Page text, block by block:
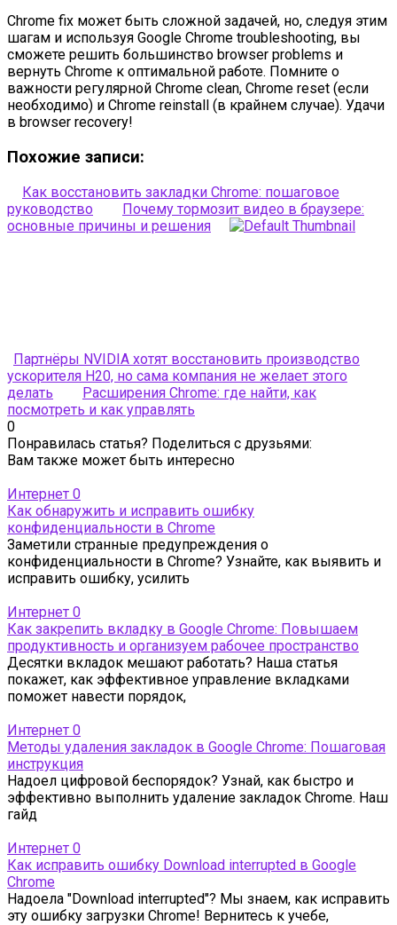
Chrome fix может быть сложной задачей, но, следуя этим
шагам и используя Google Chrome troubleshooting, вы
сможете решить большинство browser problems и
вернуть Chrome к оптимальной работе. Помните о
важности регулярной Chrome clean, Chrome reset (если
необходимо) и Chrome reinstall (в крайнем случае). Удачи
в browser recovery!
Похожие записи:
Как восстановить закладки Chrome: пошаговое
руководство
Почему тормозит видео в браузере:
основные причины и решения
Партнёры NVIDIA хотят восстановить производство
ускорителя H20, но сама компания не желает этого
делать
Расширения Chrome: где найти, как
посмотреть и как управлять
0
Понравилась статья? Поделиться с друзьями:
Вам также может быть интересно
Интернет 0
Как обнаружить и исправить ошибку
конфиденциальности в Chrome
Заметили странные предупреждения о
конфиденциальности в Chrome? Узнайте, как выявить и
исправить ошибку, усилить
Интернет 0
Как закрепить вкладку в Google Chrome: Повышаем
продуктивность и организуем рабочее пространство
Десятки вкладок мешают работать? Наша статья
покажет, как эффективное управление вкладками
поможет навести порядок,
Интернет 0
Методы удаления закладок в Google Chrome: Пошаговая
инструкция
Надоел цифровой беспорядок? Узнай, как быстро и
эффективно выполнить удаление закладок Chrome. Наш
гайд
Интернет 0
Как исправить ошибку Download interrupted в Google
Chrome
Надоела "Download interrupted"? Мы знаем, как исправить
эту ошибку загрузки Chrome! Вернитесь к учебе,